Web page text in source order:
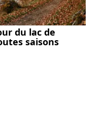
du lac de
saisons